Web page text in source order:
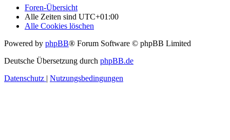
Foren-Übersicht
Alle Zeiten sind UTC+01:00
Alle Cookies löschen
Powered by phpBB® Forum Software © phpBB Limited
Deutsche Übersetzung durch phpBB.de
Datenschutz | Nutzungsbedingungen